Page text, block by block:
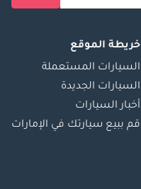
خريطة الموقع
السيارات المستعملة
السيارات الجديدة
أخبار السيارات
قم ببيع سيارتك في الإمارات